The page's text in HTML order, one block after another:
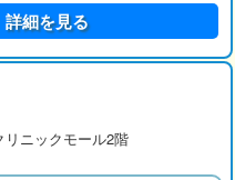
詳細を見る
ニックモール2階